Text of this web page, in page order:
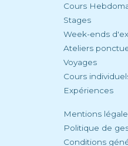
Cours
Stages
Week-ends
Ateliers
Voyages
Cours
Expériences
Mentions
Politique de
Conditions